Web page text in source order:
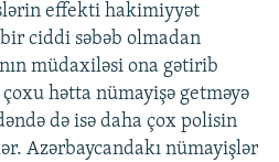
effekti hakimiyyət
ciddi səbəb olmadan
müdaxiləsi ona gətirib
hətta nümayişə getməyə
də isə daha çox polisin
Azərbaycandakı nümayişlər